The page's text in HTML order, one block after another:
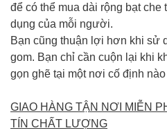
để có thể mua dài rộng bạt
dụng của mỗi người.
Bạn cũng thuận lợi hơn khi sử
gom. Bạn chỉ cần cuộn lại khi
gọn ghẽ tại một nơi cố định nào
GIAO HÀNG TẬN NƠI MIỄN
TÍN CHẤT LƯỢNG